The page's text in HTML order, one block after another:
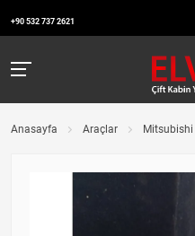
+90 532 737 2621
Anasayfa Araçlar Mitsubishi